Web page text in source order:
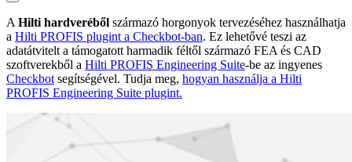
A Hilti hardveréből származó horgonyok tervezéséhez használhatja
a Hilti PROFIS plugint a Checkbot-ban. Ez lehetővé teszi az
adatátvitelt a támogatott harmadik féltől származó FEA és CAD
szoftverekből a Hilti PROFIS Engineering Suite-be az ingyenes
Checkbot segítségével. Tudja meg, hogyan használja a Hilti
PROFIS Engineering Suite plugint.